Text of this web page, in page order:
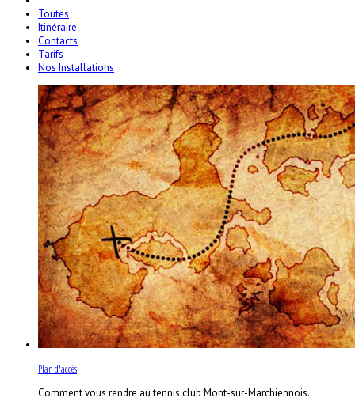
Toutes
Itinéraire
Contacts
Tarifs
Nos Installations
Plan d'accès
Comment vous rendre au tennis club Mont-sur-Marchiennois.